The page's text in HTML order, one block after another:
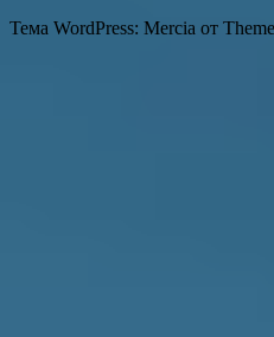
Тема WordPress: Mercia от